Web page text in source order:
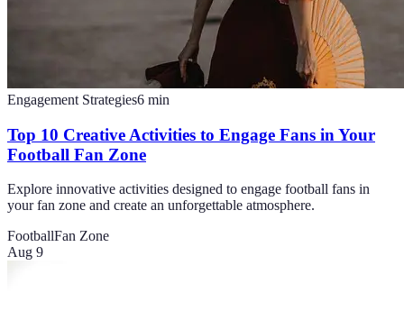
Engagement Strategies6 min
Top 10 Creative Activities to Engage Fans in Your
Football Fan Zone
Explore innovative activities designed to engage football fans in
your fan zone and create an unforgettable atmosphere.
FootballFan Zone
Aug 9